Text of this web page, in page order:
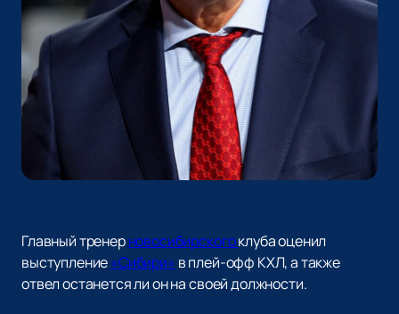
Главный тренерновосибирскогоклуба оценил
выступление«Сибири» в плей-офф КХЛ, а также
отвел останется ли он на своей должности.